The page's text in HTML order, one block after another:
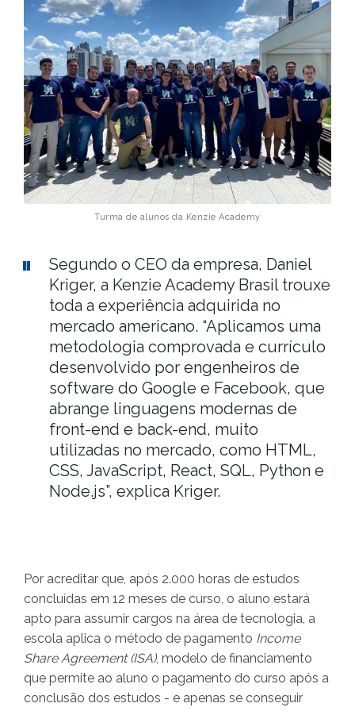
Turma de alunos da Kenzie Academy
Segundo o CEO da empresa, Daniel
Kriger, a Kenzie Academy Brasil trouxe
toda a experiência adquirida no
mercado americano. “Aplicamos uma
metodologia comprovada e currículo
desenvolvido por engenheiros de
software do Google e Facebook, que
abrange linguagens modernas de
front-end e back-end, muito
utilizadas no mercado, como HTML,
CSS, JavaScript, React, SQL, Python e
Node.js”, explica Kriger.
Por acreditar que, após 2.000 horas de estudos
concluídas em 12 meses de curso, o aluno estará
apto para assumir cargos na área de tecnologia, a
escola aplica o método de pagamento Income
Share Agreement (ISA), modelo de financiamento
que permite ao aluno o pagamento do curso após a
conclusão dos estudos - e apenas se conseguir